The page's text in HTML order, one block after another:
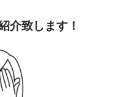
介致します！